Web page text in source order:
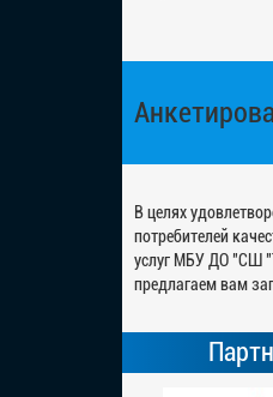
В целях
потребителей
услуг МБУ ДО "СШ
предлагаем вам